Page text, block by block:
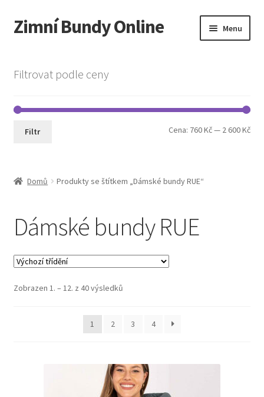
Přeskočit
na
Přejít
k
Zimní Bundy Online Menu
menu
Filtrovat podle ceny
Filtr Cena: 760 Kč— 2 600 Kč
Domů Produkty se štítkem „Dámské bundy RUE“
Dámské bundy RUE
Zobrazen 1. – 12. z 40 výsledků
1 2 3 4